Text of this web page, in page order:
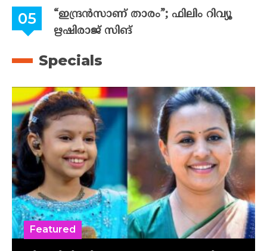
“ഇന്ദ്രൻസാണ് താരം”; ഫിലിം റിവ്യൂ
ഋഷിരാജ് സിങ്
Specials
Featured